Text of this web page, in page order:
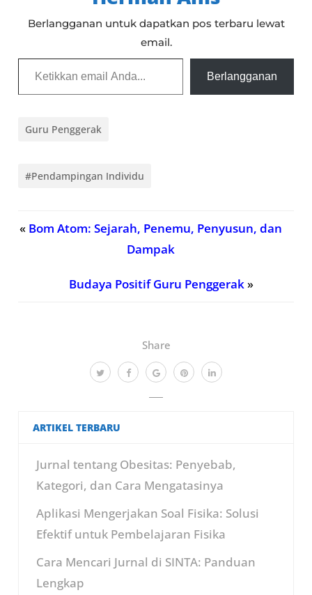
Share
Berlangganan untuk dapatkan pos terbaru lewat
email.
Ketikkan email Anda...
Berlangganan
Guru Penggerak
#Pendampingan Individu
« Bom Atom: Sejarah, Penemu, Penyusun, dan
Dampak
Budaya Positif Guru Penggerak»
ARTIKEL TERBARU
Jurnal tentang Obesitas: Penyebab,
Kategori, dan Cara Mengatasinya
Aplikasi Mengerjakan Soal Fisika: Solusi
Efektif untuk Pembelajaran Fisika
Cara Mencari Jurnal di SINTA: Panduan
Lengkap